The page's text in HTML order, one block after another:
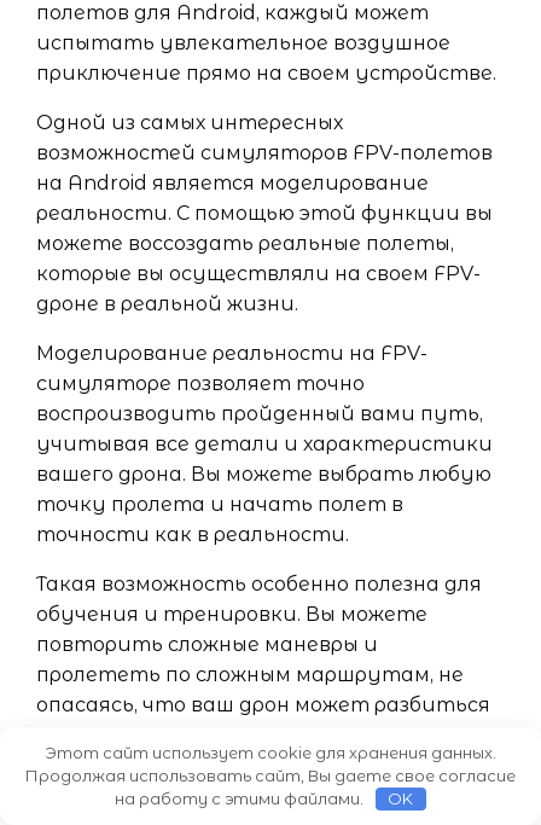
полетов для Android, каждый может
испытать увлекательное воздушное
приключение прямо на своем устройстве.
Одной из самых интересных
возможностей симуляторов FPV-полетов
на Android является моделирование
реальности. С помощью этой функции вы
можете воссоздать реальные полеты,
которые вы осуществляли на своем FPV-
дроне в реальной жизни.
Моделирование реальности на FPV-
симуляторе позволяет точно
воспроизводить пройденный вами путь,
учитывая все детали и характеристики
вашего дрона. Вы можете выбрать любую
точку пролета и начать полет в
точности как в реальности.
Такая возможность особенно полезна для
обучения и тренировки. Вы можете
повторить сложные маневры и
пролететь по сложным маршрутам, не
опасаясь, что ваш дрон может разбиться
FPV-симуляторы для Android позволяют не
только моделировать реальные полеты,
Этот сайт использует cookie для хранения данных.
Продолжая использовать сайт, Вы даете свое согласие
на работу с этими файлами.
OK